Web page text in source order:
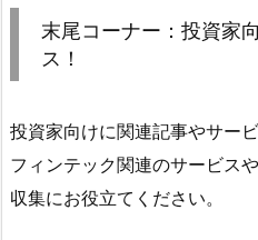
末尾コーナー：投資家
ス！
投資家向けに関連記事やサー
フィンテック関連のサービス
収集にお役立てください。